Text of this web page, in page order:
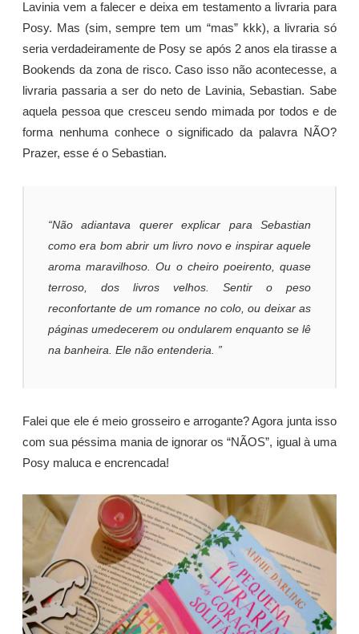
Lavinia vem a falecer e deixa em testamento a livraria para
Posy. Mas (sim, sempre tem um “mas” kkk), a livraria só
seria verdadeiramente de Posy se após 2 anos ela tirasse a
Bookends da zona de risco. Caso isso não acontecesse, a
livraria passaria a ser do neto de Lavinia, Sebastian. Sabe
aquela pessoa que cresceu sendo mimada por todos e de
forma nenhuma conhece o significado da palavra NÃO?
Prazer, esse é o Sebastian.
“Não adiantava querer explicar para Sebastian
como era bom abrir um livro novo e inspirar aquele
aroma maravilhoso. Ou o cheiro poeirento, quase
terroso, dos livros velhos. Sentir o peso
reconfortante de um romance no colo, ou deixar as
páginas umedecerem ou ondularem enquanto se lê
na banheira. Ele não entenderia. ”
Falei que ele é meio grosseiro e arrogante? Agora junta isso
com sua péssima mania de ignorar os “NÃOS”, igual à uma
Posy maluca e encrencada!